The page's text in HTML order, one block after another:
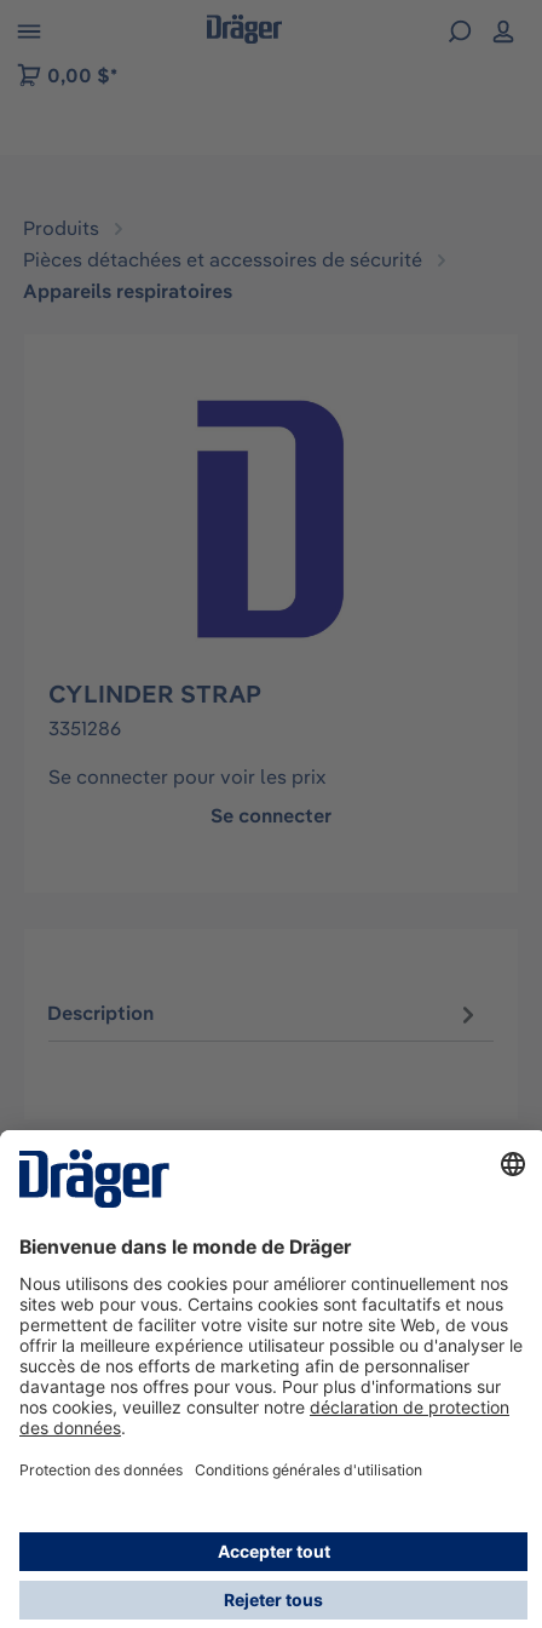
to B2B platform navigation
0,00 $*
Produits
Pièces détachées et accessoires de sécurité
Appareils respiratoires
Ignorer la galerie d'images
CYLINDER STRAP
3351286
Se connecter pour voir les prix
Se connecter
Description
La technologie
Nous contacter
A propos de Dräger
Informations
*Les taxes et les frais d'expédition ne sont pas inclus
dans les prix indiqués, sauf mention contraire. Des frais